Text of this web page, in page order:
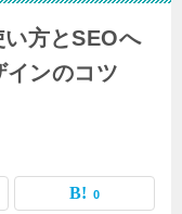
方とSEOへ
ンのコツ
0